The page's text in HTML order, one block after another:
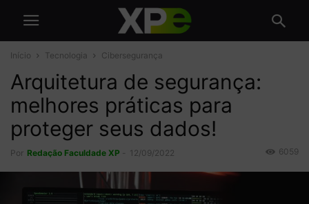
Início Tecnologia Cibersegurança
Arquitetura de segurança:
melhores práticas para
proteger seus dados!
Por Redação Faculdade XP 12/09/2022 6059